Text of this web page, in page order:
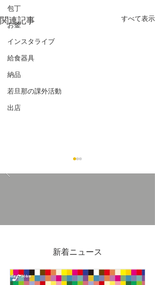
包丁
お釜
インスタライブ
給食器具
納品
若旦那の課外活動
出店
関連記事 すべて表示
マーケットVol.3開催
新着ニュース